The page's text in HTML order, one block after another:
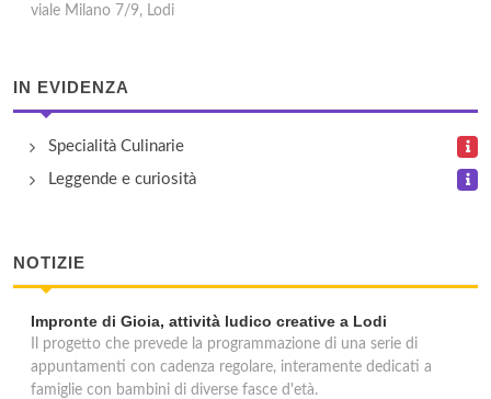
viale Milano 7/9, Lodi
IN EVIDENZA
Specialità Culinarie
Leggende e curiosità
NOTIZIE
Impronte di Gioia, attività ludico creative a Lodi
Il progetto che prevede la programmazione di una serie di
appuntamenti con cadenza regolare, interamente dedicati a
famiglie con bambini di diverse fasce d'età.